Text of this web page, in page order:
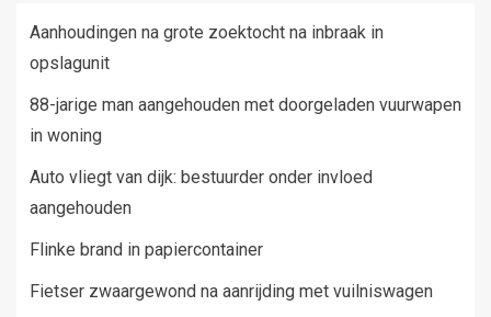
Aanhoudingen na grote zoektocht na inbraak in
opslagunit
88-jarige man aangehouden met doorgeladen vuurwapen
in woning
Auto vliegt van dijk: bestuurder onder invloed
aangehouden
Flinke brand in papiercontainer
Fietser zwaargewond na aanrijding met vuilniswagen